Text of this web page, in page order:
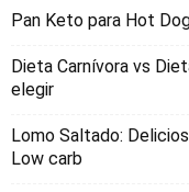
Pan Keto para Hot
Dieta Carnívora vs
elegir
Lomo Saltado:
Low carb